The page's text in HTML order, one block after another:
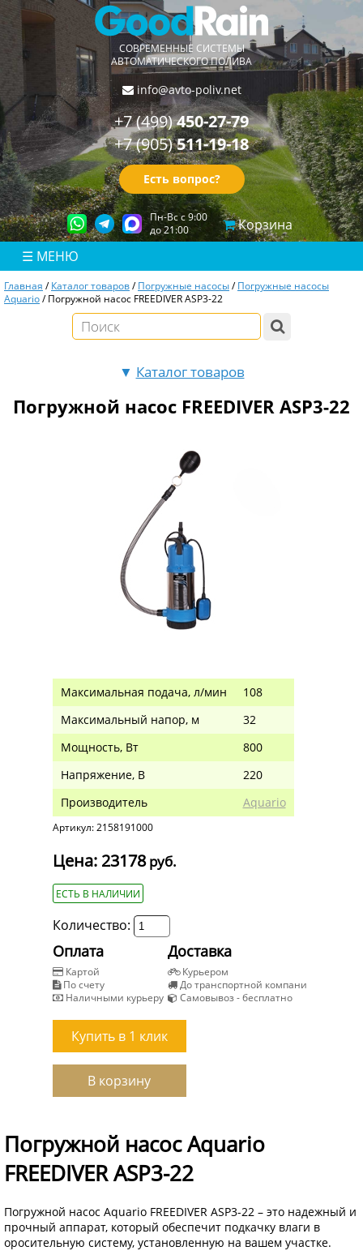
СОВРЕМЕННЫЕ СИСТЕМЫ
АВТОМАТИЧЕСКОГО ПОЛИВА
info@avto-poliv.net
+7 (499)450-27-79
+7 (905)511-19-18
Есть вопрос?
Пн-Вс с 9:00
до 21:00
Корзина
☰ МЕНЮ
Главная /Каталог товаров/Погружные насосы/Погружные насосы
Aquario/Погружной насос FREEDIVER ASP3-22
▼ Каталог товаров
Погружной насос FREEDIVER ASP3-22
Максимальная подача, л/мин
108
Максимальный напор, м
32
Мощность, Вт
800
Напряжение, В
220
Производитель
Aquario
Артикул: 2158191000
Цена: 23178руб.
ЕСТЬ В НАЛИЧИИ
Количество:
Оплата
Картой
По счету
Наличными курьеру
Доставка
Курьером
До транспортной компани
Самовывоз - бесплатно
Купить в 1 клик
В корзину
Погружной насос Aquario
FREEDIVER ASP3-22
Погружной насос Aquario FREEDIVER ASP3-22 – это надежный и
прочный аппарат, который обеспечит подкачку влаги в
оросительную систему, установленную на вашем участке.